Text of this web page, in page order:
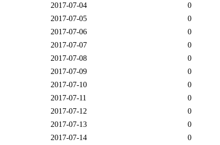
2017-07-04
0
2017-07-05
0
2017-07-06
0
2017-07-07
0
2017-07-08
0
2017-07-09
0
2017-07-10
0
2017-07-11
0
2017-07-12
0
2017-07-13
0
2017-07-14
0